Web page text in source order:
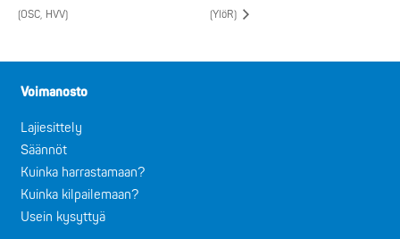
(OSC, HVV)
(YlöR)
Voimanosto
Lajiesittely
Säännöt
Kuinka harrastamaan?
Kuinka kilpailemaan?
Usein kysyttyä